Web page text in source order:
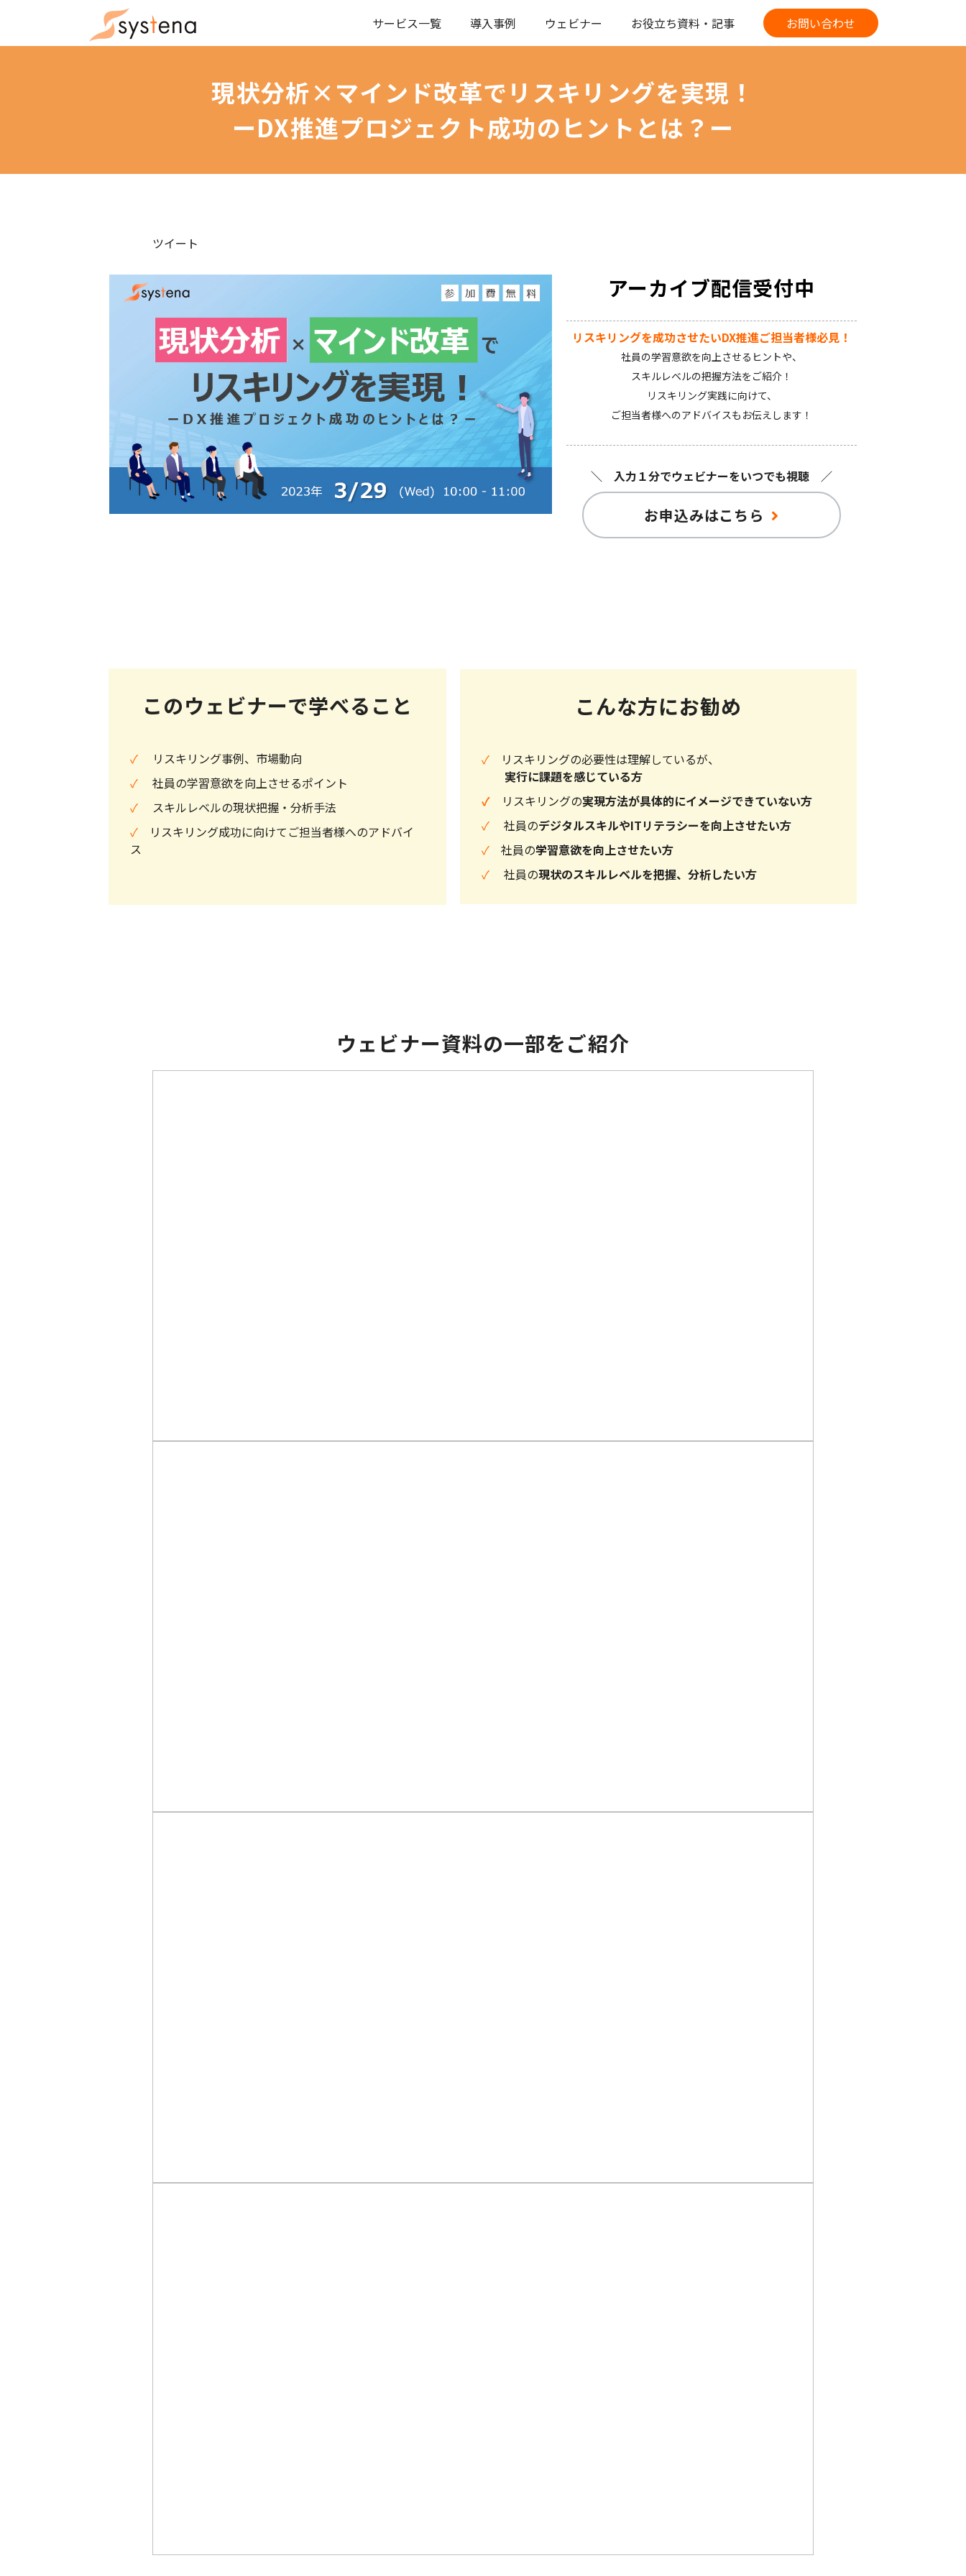
サービス一覧 導入事例 ウェビナー お役立ち資料・記事 お問い合わせ
現状分析×マインド改革でリスキリングを実現！
ーDX推進プロジェクト成功のヒントとは？ー
ツイート
アーカイブ配信受付中
リスキリングを成功させたいDX推進ご担当者様必見！
社員の学習意欲を向上させるヒントや、
スキルレベルの把握方法をご紹介！
リスキリング実践に向けて、
ご担当者様へのアドバイスもお伝えします！
＼ 入力１分でウェビナーをいつでも視聴 ／
お申込みはこちら
このウェビナーで学べること
✓ リスキリング事例、市場動向
✓ 社員の学習意欲を向上させるポイント
✓ スキルレベルの現状把握・分析手法
✓ リスキリング成功に向けてご担当者様へのアドバイ
ス
こんな方にお勧め
✓ リスキリングの必要性は理解しているが、
実行に課題を感じている方
✓ リスキリングの実現方法が具体的にイメージできていない方
✓ 社員のデジタルスキルやITリテラシーを向上させたい方
✓ 社員の学習意欲を向上させたい方
✓ 社員の現状のスキルレベルを把握、分析したい方
ウェビナー資料の一部をご紹介